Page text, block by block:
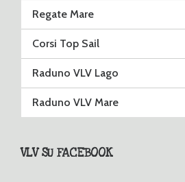
Regate Mare
Corsi Top Sail
Raduno VLV Lago
Raduno VLV Mare
VLV SU FACEBOOK